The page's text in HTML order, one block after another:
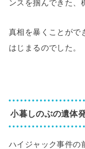
ンスを掴んできた、
真相を暴くことがで
はじまるのでした。
小暮しのぶの遺体
ハイジャック事件の